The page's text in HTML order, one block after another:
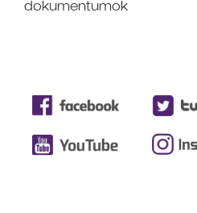
dokumentumok